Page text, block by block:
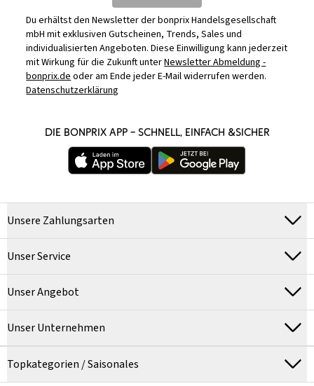
Du erhältst den Newsletter der bonprix Handelsgesellschaft
mbH mit exklusiven Gutscheinen, Trends, Sales und
individualisierten Angeboten. Diese Einwilligung kann jederzeit
mit Wirkung für die Zukunft unterNewsletter Abmeldung -
bonprix.deoder am Ende jeder E-Mail widerrufen werden.
Datenschutzerklärung
DIE BONPRIX APP – SCHNELL, EINFACH &SICHER
Unsere Zahlungsarten
Unser Service
Unser Angebot
Unser Unternehmen
Topkategorien / Saisonales